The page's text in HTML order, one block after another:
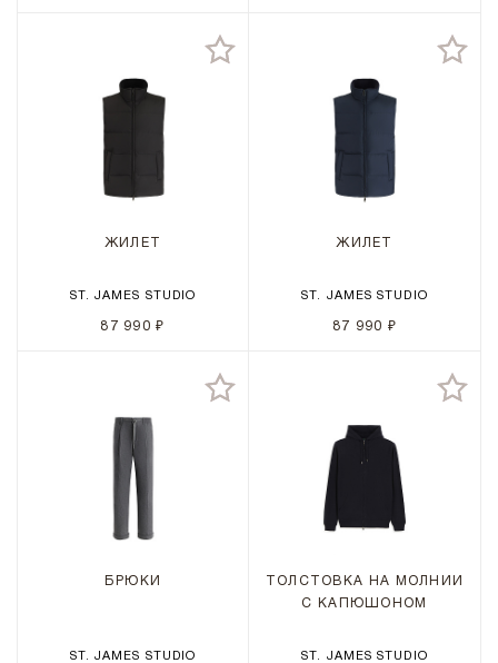
ЖИЛЕТ
ST. JAMES STUDIO
87 990 ₽
ЖИЛЕТ
ST. JAMES STUDIO
87 990 ₽
БРЮКИ
ST. JAMES STUDIO
ТОЛСТОВКА НА МОЛНИИ
С КАПЮШОНОМ
ST. JAMES STUDIO